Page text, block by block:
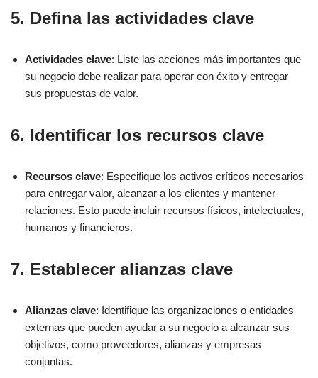
5. Defina las actividades clave
Actividades clave: Liste las acciones más importantes que
su negocio debe realizar para operar con éxito y entregar
sus propuestas de valor.
6. Identificar los recursos clave
Recursos clave: Especifique los activos críticos necesarios
para entregar valor, alcanzar a los clientes y mantener
relaciones. Esto puede incluir recursos físicos, intelectuales,
humanos y financieros.
7. Establecer alianzas clave
Alianzas clave: Identifique las organizaciones o entidades
externas que pueden ayudar a su negocio a alcanzar sus
objetivos, como proveedores, alianzas y empresas
conjuntas.